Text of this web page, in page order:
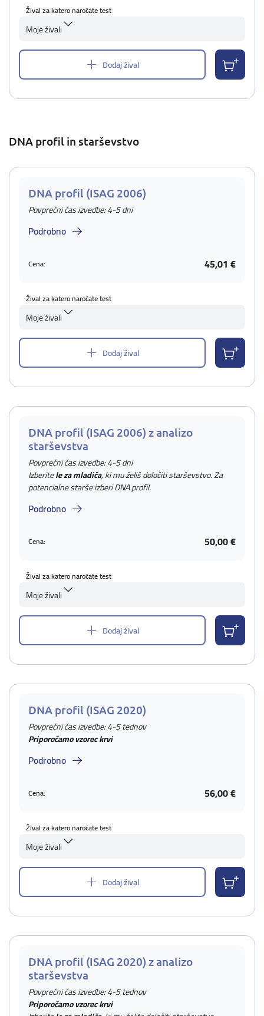
Žival za katero naročate test
Moje živali
Dodaj žival
DNA profil in starševstvo
DNA profil (ISAG 2006)
Povprečni čas izvedbe: 4-5 dni
Podrobno
Cena: 45,01 €
Žival za katero naročate test
Moje živali
Dodaj žival
DNA profil (ISAG 2006) z analizo
starševstva
Povprečni čas izvedbe: 4-5 dni
Izberitele za mladiča, ki mu želiš določiti starševstvo. Za
potencialne starše izberi DNA profil.
Podrobno
Cena: 50,00 €
Žival za katero naročate test
Moje živali
Dodaj žival
DNA profil (ISAG 2020)
Povprečni čas izvedbe: 4-5 tednov
Priporočamo vzorec krvi
Podrobno
Cena: 56,00 €
Žival za katero naročate test
Moje živali
Dodaj žival
DNA profil (ISAG 2020) z analizo
starševstva
Povprečni čas izvedbe: 4-5 tednov
Priporočamo vzorec krvi